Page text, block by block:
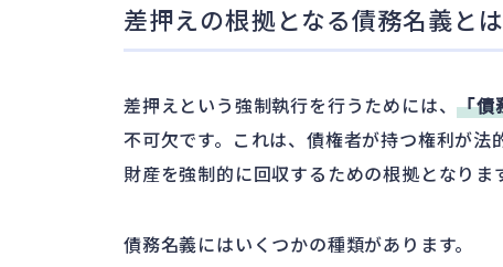
差押えの根拠となる債務名義とは
差押えという強制執行を行うためには、「債
不可欠です。これは、債権者が持つ権利が
財産を強制的に回収するための根拠となりま
債務名義にはいくつかの種類があります。